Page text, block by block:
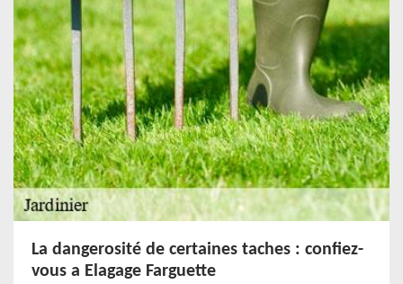
La dangerosité de certaines taches : confiez-
vous a Elagage Farguette